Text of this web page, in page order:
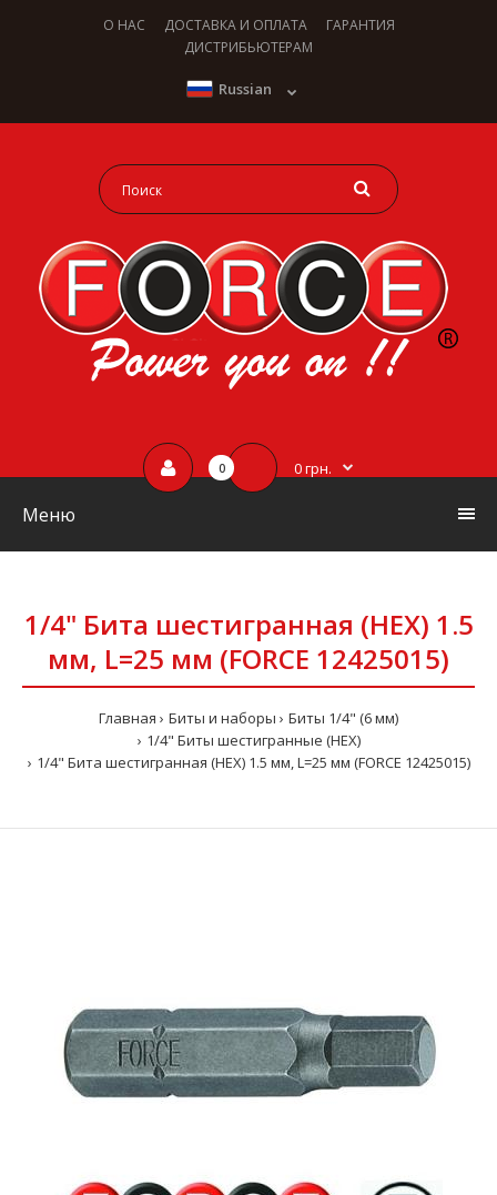
О НАС ДОСТАВКА И ОПЛАТА
ГАРАНТИЯ
ДИСТРИБЬЮТЕРАМ
Russian
0 0 грн.
Меню
1/4" Бита шестигранная (HEX) 1.5
мм, L=25 мм (FORCE 12425015)
Главная Биты и наборы
Биты 1/4" (6 мм)
1/4" Биты шестигранные (HEX)
1/4" Бита шестигранная (HEX) 1.5 мм, L=25 мм (FORCE 12425015)